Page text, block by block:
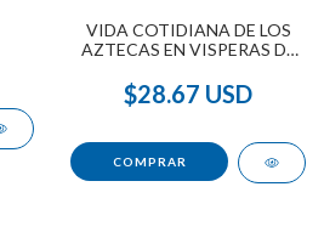
VIDA COTIDIANA DE LOS
AZTECAS EN VISPERAS DE
$28.67 USD